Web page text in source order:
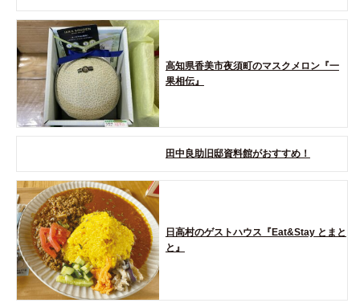
高知県香美市夜須町のマスクメロン『一
果相伝』
田中良助旧邸資料館がおすすめ！
日高村のゲストハウス『Eat&Stay とまと
と』